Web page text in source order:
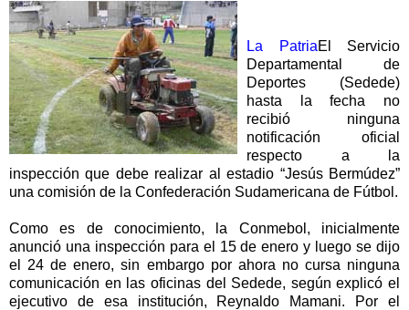
La PatriaEl Servicio
Departamental de
Deportes (Sedede)
hasta la fecha no
recibió ninguna
notificación oficial
respecto a la
inspección que debe realizar al estadio “Jesús Bermúdez”
una comisión de la Confederación Sudamericana de Fútbol.
Como es de conocimiento, la Conmebol, inicialmente
anunció una inspección para el 15 de enero y luego se dijo
el 24 de enero, sin embargo por ahora no cursa ninguna
comunicación en las oficinas del Sedede, según explicó el
ejecutivo de esa institución, Reynaldo Mamani. Por el